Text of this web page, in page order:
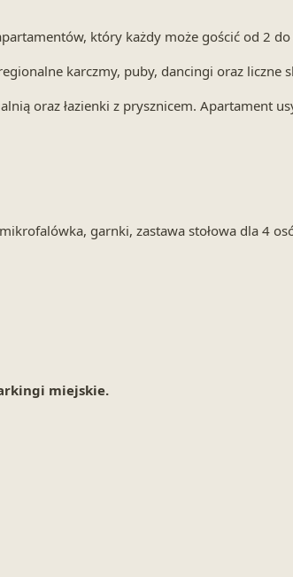
który każdy może gościć od 2
karczmy, puby, dancingi oraz liczne
oraz łazienki z prysznicem. Apartament
garnki, zastawa stołowa dla 4
miejskie.